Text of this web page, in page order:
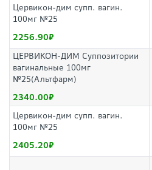
Цервикон-дим супп. вагин.
100мг №25
2256.90
ЦЕРВИКОН-ДИМ Суппозитории
вагинальные 100мг
№25(Альтфарм)
2340.00
Цервикон-дим супп. вагин.
100мг №25
2405.20